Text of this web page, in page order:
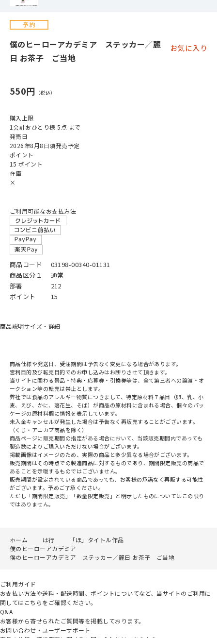
僕のヒーローアカデミア ステッカー／麗
日 お茶子 ご当地
お気に入り
550円
購入上限
1会計おひとり様 5点 まで
発売日
2026年8月8日頃発売予定
ポイント
15 ポイント
在庫
×
ご利用可能なお支払方法
商品コード
03198-00340-01131
商品区分１
通常
部署
212
ポイント
15
商品説明サイズ・詳細
商品仕様や発送日、受注期間は予告なく変更になる場合があります。
営利目的及び転売目的でのお申し込みはお断りさせて頂きます。
当サイトに関わる景品・特典・応募券・引換券等は、全て第三者への譲渡・オ
ークション等の転売は禁止とします。
弊社では食品のアレルギー物質につきまして、特定原材料７品目（卵、乳、小
麦、えび、かに、落花生、そば）が商品の原材料に含まれる場合、個々のパッ
ケージの原材料欄に情報を表示しています。
未入金キャンセルが発生した場合は予告なく再販売することがございます。
（くじ・アニカプ商品を除く）
商品ページに販売期間の指定がある場合において、当該販売期間内であっても
製造数によりご購入いただけない場合がございます。
掲載画像はイメージのため、実際の商品と多少異なる場合がございます。
販売期間はその時点での製造商品に対するものであり、期間限定販売の商品で
あることを示唆するものではございません。
販売期間が設定されている商品であっても、お客様の承諾なく再販する可能性
がございます。予めご了承ください。
ただし「期間限定販売」「数量限定販売」と明示したものについてはこの限り
ではありません。
ホーム は行
「ほ」タイトル作品
僕のヒーローアカデミア
僕のヒーローアカデミア ステッカー／麗日 お茶子 ご当地
ご利用ガイド
お支払い方法や送料・配送時間、ポイントについてなど、当サイトのご利用に
関してはこちらをご確認ください。
Q&A
お客様から寄せられたご質問等を掲載しております。
お問い合わせ・ユーザーサポート